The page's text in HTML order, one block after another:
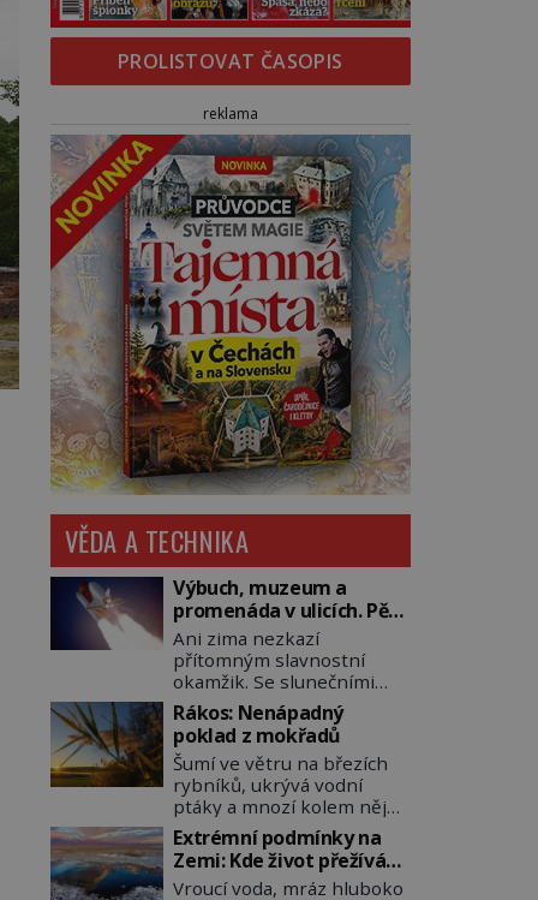
PROLISTOVAT ČASOPIS
reklama
VĚDA A TECHNIKA
Výbuch, muzeum a
promenáda v ulicích. Pět
osudů nejslavnějších
raketoplánů
Ani zima nezkazí
přítomným slavnostní
okamžik. Se slunečními
brýlemi hledí na startující
raketu, která má do
vesmíru vynést kromě
posádky také obyčejnou
učitelku. Po několika
sekundách všem ztuhnou
úsměvy, stroj totiž
exploduje. Jejich
konstrukce není z levného
Rákos: Nenápadný
poklad z mokřadů
Šumí ve větru na březích
rybníků, ukrývá vodní
ptáky a mnozí kolem něj
procházejí bez povšimnutí.
Přesto právě rákos
pomáhal stavět domy,
vyrábět lodě, zapisovat
Extrémní podmínky na
Zemi: Kde život přežívá
navzdory všemu
Vroucí voda, mráz hluboko